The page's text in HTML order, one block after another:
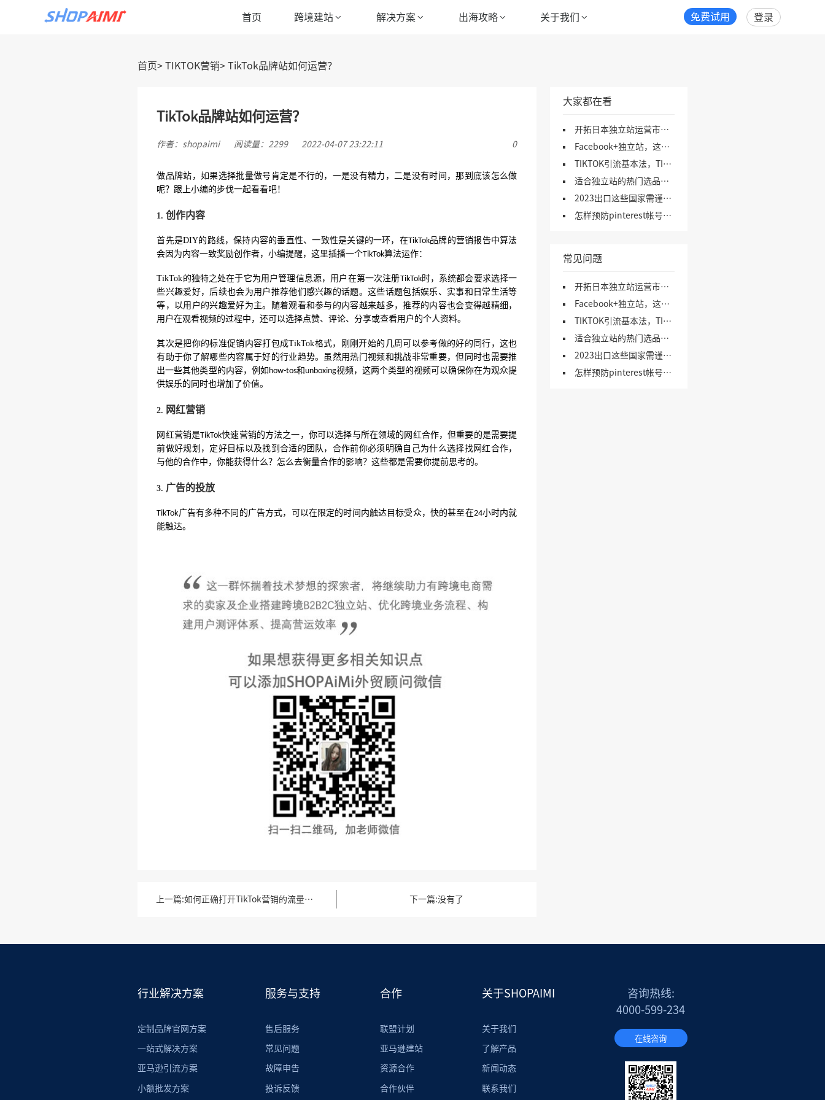
首页 跨境建站 解决方案 出海攻略 关于我们 免费试用 登录
首页 TIKTOK营销 TikTok品牌站如何运营？
TikTok品牌站如何运营？
作者：shopaimi 阅读量：2299 2022-04-07 23:22:11 0
做品牌站，如果选择批量做号肯定是不行的，一是没有精力，二是没有时间，那到底该怎么做
呢？跟上小编的步伐一起看看吧！
1.创作内容
首先是DIY的路线，保持内容的垂直性、一致性是关键的一环，在TikTok品牌的营销报告中算法
会因为内容一致奖励创作者，小编提醒，这里插播一个TikTok算法运作：
TikTok的独特之处在于它为用户管理信息源，用户在第一次注册TikTok时，系统都会要求选择一
些兴趣爱好，后续也会为用户推荐他们感兴趣的话题。这些话题包括娱乐、实事和日常生活等
等，以用户的兴趣爱好为主。随着观看和参与的内容越来越多，推荐的内容也会变得越精细，
用户在观看视频的过程中，还可以选择点赞、评论、分享或查看用户的个人资料。
其次是把你的标准促销内容打包成TikTok格式，刚刚开始的几周可以参考做的好的同行，这也
有助于你了解哪些内容属于好的行业趋势。虽然用热门视频和挑战非常重要，但同时也需要推
出一些其他类型的内容，例如 how-tos和unboxing视频，这两个类型的视频可以确保你在为观众提
供娱乐的同时也增加了价值。
2. 网红营销
网红营销是TikTok快速营销的方法之一，你可以选择与所在领域的网红合作，但重要的是需要提
前做好规划，定好目标以及找到合适的团队，合作前你必须明确自己为什么选择找网红合作，
与他的合作中，你能获得什么？怎么去衡量合作的影响？这些都是需要你提前思考的。
3. 广告的投放
TikTok广告有多种不同的广告方式， 可以在限定的时间内触达目标受众， 快的甚至在24小时内就
能触达。
大家都在看
开拓日本独立站运营市场，这些网站不可错过！（1）
Facebook+独立站，这5个引流思路，你要会！
TIKTOK引流基本法，TIKTOK营销引流方法，一文了解！
适合独立站的热门选品网站合集
2023出口这些国家需谨慎！（上）
怎样预防pinterest帐号被封及使用技巧
常见问题
开拓日本独立站运营市场，这些网站不可错过！（1）
Facebook+独立站，这5个引流思路，你要会！
TIKTOK引流基本法，TIKTOK营销引流方法，一文了解！
适合独立站的热门选品网站合集
2023出口这些国家需谨慎！（上）
怎样预防pinterest帐号被封及使用技巧
上一篇 如何正确打开TikTok营销的流量密码？ 下一篇 没有了
行业解决方案
定制品牌官网方案
一站式解决方案
亚马逊引流方案
小额批发方案
服务与支持
售后服务
常见问题
故障申告
投诉反馈
合作
联盟计划
亚马逊建站
资源合作
合作伙伴
关于SHOPAIMI
关于我们
了解产品
新闻动态
联系我们
咨询热线:
4000-599-234
在线咨询